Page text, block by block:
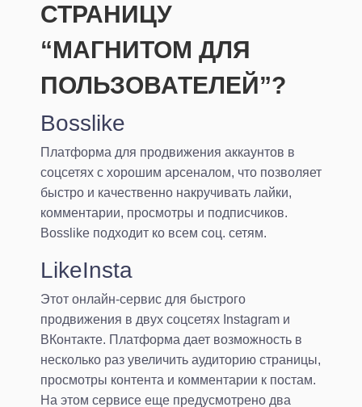
СТРАНИЦУ
“МАГНИТОМ ДЛЯ
ПОЛЬЗОВАТЕЛЕЙ”?
Bosslike
Платформа для продвижения аккаунтов в
соцсетях с хорошим арсеналом, что позволяет
быстро и качественно накручивать лайки,
комментарии, просмотры и подписчиков.
Bosslike подходит ко всем соц. сетям.
LikeInsta
Этот онлайн-сервис для быстрого
продвижения в двух соцсетях Instagram и
ВКонтакте. Платформа дает возможность в
несколько раз увеличить аудиторию страницы,
просмотры контента и комментарии к постам.
На этом сервисе еще предусмотрено два